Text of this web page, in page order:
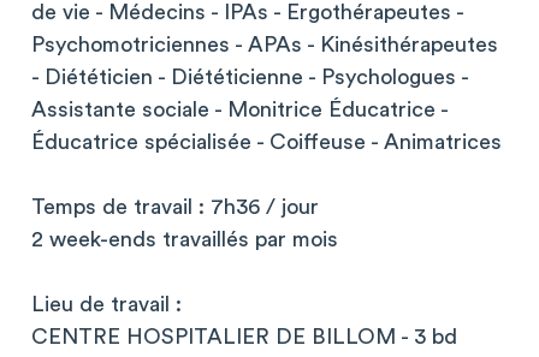
de vie - Médecins - IPAs - Ergothérapeutes -
Psychomotriciennes - APAs - Kinésithérapeutes
- Diététicien - Diététicienne - Psychologues -
Assistante sociale - Monitrice Éducatrice -
Éducatrice spécialisée - Coiffeuse - Animatrices
Temps de travail : 7h36 / jour
2 week-ends travaillés par mois
Lieu de travail :
CENTRE HOSPITALIER DE BILLOM - 3 bd